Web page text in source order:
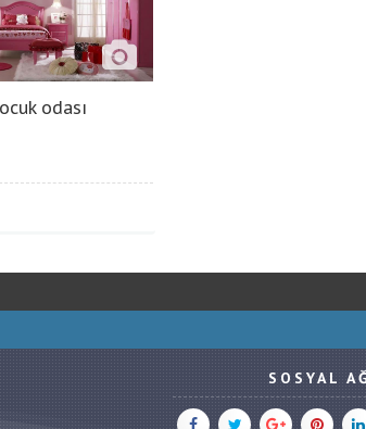
odası
SOSYAL